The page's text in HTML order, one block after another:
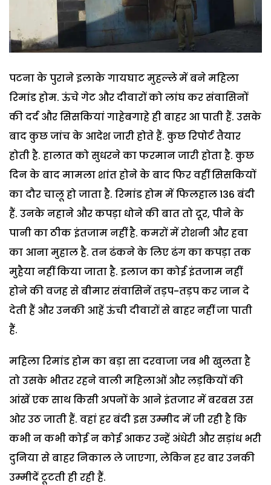
पटना के पुराने इलाके गायघाट मुहल्ले में बने महिला
रिमांड होम. ऊंचे गेट और दीवारों को लांघ कर संवासिनों
की दर्द और सिसकियां गाहेबगाहे ही बाहर आ पाती हैं. उसके
बाद कुछ जांच के आदेश जारी होते हैं. कुछ रिपोर्ट तैयार
होती है. हालात को सुधरने का फरमान जारी होता है. कुछ
दिन के बाद मामला शांत होने के बाद फिर वहीं सिसकियों
का दौर चालू हो जाता है. रिमांड होम में फिलहाल 136 बंदी
हैं. उनके नहाने और कपड़ा धोने की बात तो दूर, पीने के
पानी का ठीक इंतजाम नहीं है. कमरों में रोशनी और हवा
का आना मुहाल है. तन ढंकने के लिए ढंग का कपड़ा तक
मुहैया नहीं किया जाता है. इलाज का कोई इंतजाम नहीं
होने की वजह से बीमार संवासिनें तड़प-तड़प कर जान दे
देती हैं और उनकी आहें ऊंची दीवारों से बाहर नहीं जा पाती
हैं.
महिला रिमांड होम का बड़ा सा दरवाजा जब भी खुलता है
तो उसके भीतर रहने वाली महिलाओं और लड़कियों की
आंखें एक साथ किसी अपनों के आने इंतजार में बरबस उस
ओर उठ जाती हैं. वहां हर बंदी इस उम्मीद में जी रही है कि
कभी न कभी कोई न कोई आकर उन्हें अंधेरी और सड़ांध भरी
दुनिया से बाहर निकाल ले जाएगा, लेकिन हर बार उनकी
उम्मीदें टूटती ही रही हैं.